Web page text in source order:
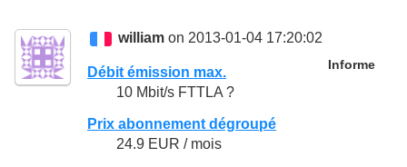
william on 2013-01-04 17:20:02
Informe
Débit émission max.
10 Mbit/s FTTLA ?
Prix abonnement dégroupé
24.9 EUR / mois